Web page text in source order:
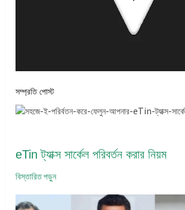
সম্প্রতি পোস্ট
eTin ট্যাক্স সার্কেল পরিবর্তন করার নিয়ম
বিস্তারিত পড়ুন